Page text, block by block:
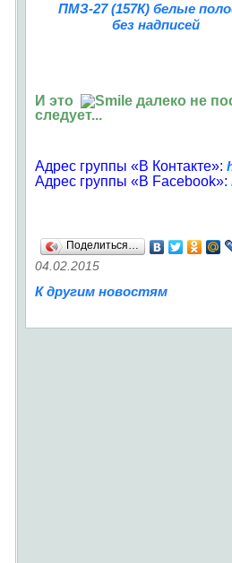
ПМЗ-27 (157К) белые
без надписей
И это
далеко не
следует...
Адрес группы «В Контакте»:
Адрес группы «В Facebook»:
Поделиться…
04.02.2015
К другим новостям